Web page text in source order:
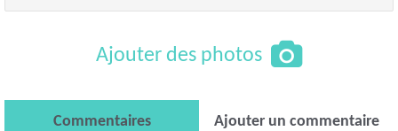
Ajouter des photos
Commentaires Ajouter un commentaire